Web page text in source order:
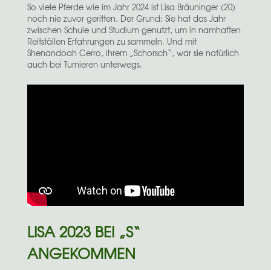
So viele Pferde wie im Jahr 2024 ist Lisa Bräuninger (20)
noch nie zuvor geritten. Der Grund: Sie hat das Jahr
zwischen Schule und Studium genutzt, um in namhaften
Reitställen Erfahrungen zu sammeln. Und mit
Shenandoah Cerro, ihrem „Schorsch“, war sie natürlich
auch bei Turnieren unterwegs.
LISA 2023 BEI „S“
ANGEKOMMEN